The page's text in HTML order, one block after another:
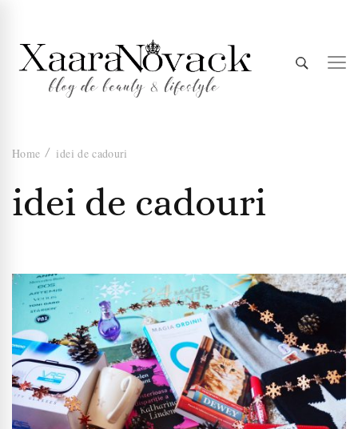
Xaara
Novack
Home idei de cadouri
idei de cadouri